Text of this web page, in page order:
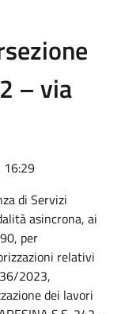
– via
16:29
di Servizi
asincrona, ai
per
relativi
2023,
dei lavori